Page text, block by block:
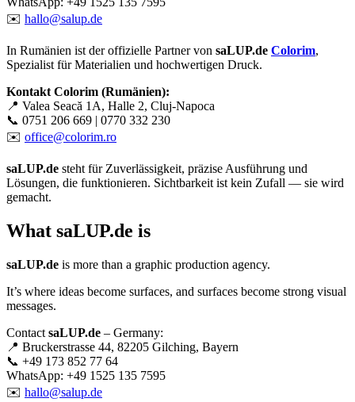
✉️ hallo@salup.de
In Rumänien ist der offizielle Partner von saLUP.de Colorim,
Spezialist für Materialien und hochwertigen Druck.
Kontakt Colorim (Rumänien):
📍 Valea Seacă 1A, Halle 2, Cluj-Napoca
📞 0751 206 669 | 0770 332 230
✉️ office@colorim.ro
saLUP.de steht für Zuverlässigkeit, präzise Ausführung und
Lösungen, die funktionieren. Sichtbarkeit ist kein Zufall — sie wird
gemacht.
What saLUP.de is
saLUP.de is more than a graphic production agency.
It’s where ideas become surfaces, and surfaces become strong visual
messages.
Contact saLUP.de – Germany:
📍 Bruckerstrasse 44, 82205 Gilching, Bayern
📞 +49 173 852 77 64
WhatsApp: +49 1525 135 7595
✉️ hallo@salup.de